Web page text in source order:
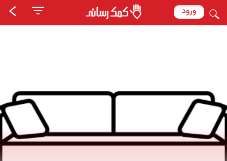
ورود